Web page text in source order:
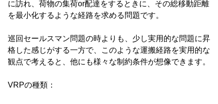
に訪れ、荷物の集荷or配達をするときに、その総移動距離
を最小化するような経路を求める問題です。
巡回セールスマン問題の時よりも、少し実用的な問題に昇
格した感じがする一方で、このような運搬経路を実用的な
観点で考えると、他にも様々な制約条件が想像できます。
VRPの種類：